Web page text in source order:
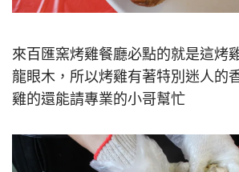
來百匯窯烤雞餐廳必點的就是這烤
龍眼木，所以烤雞有著特別迷人的
雞的還能請專業的小哥幫忙